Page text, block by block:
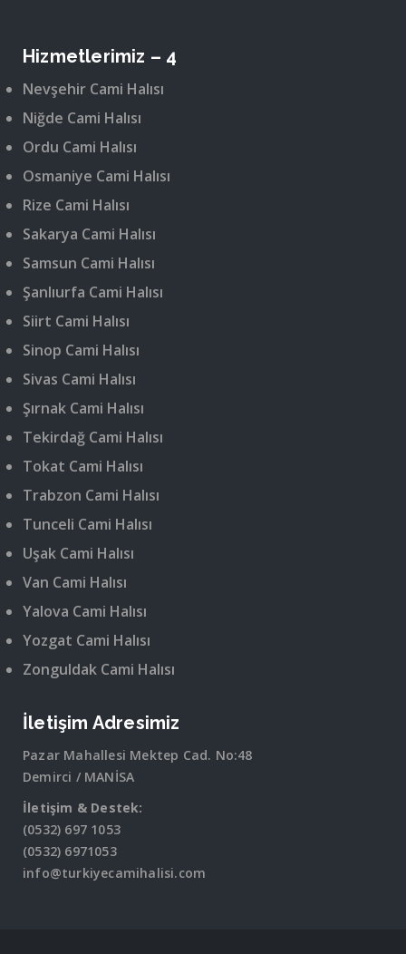
Hizmetlerimiz – 4
Nevşehir Cami Halısı
Niğde Cami Halısı
Ordu Cami Halısı
Osmaniye Cami Halısı
Rize Cami Halısı
Sakarya Cami Halısı
Samsun Cami Halısı
Şanlıurfa Cami Halısı
Siirt Cami Halısı
Sinop Cami Halısı
Sivas Cami Halısı
Şırnak Cami Halısı
Tekirdağ Cami Halısı
Tokat Cami Halısı
Trabzon Cami Halısı
Tunceli Cami Halısı
Uşak Cami Halısı
Van Cami Halısı
Yalova Cami Halısı
Yozgat Cami Halısı
Zonguldak Cami Halısı
İletişim Adresimiz
Pazar Mahallesi Mektep Cad. No:48
Demirci / MANİSA
İletişim & Destek:
(0532) 697 1053
(0532) 6971053
info@turkiyecamihalisi.com